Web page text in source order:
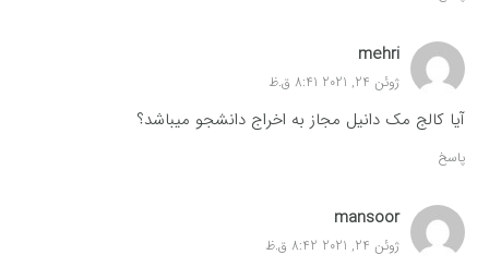
mehri
ژوئن 24, 2021 8:41 ق.ظ
آیا کالج مک دانیل مجاز به اخراج دانشجو میباشد؟
پاسخ
mansoor
ژوئن 24, 2021 8:42 ق.ظ